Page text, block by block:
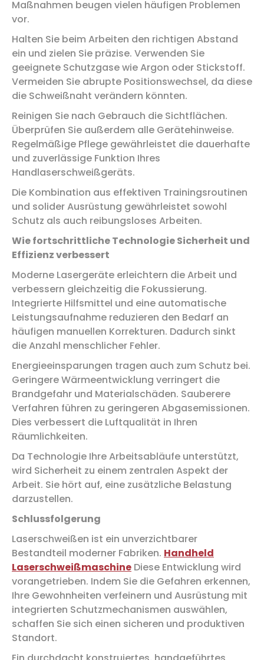
Maßnahmen beugen vielen häufigen Problemen
vor.
Halten Sie beim Arbeiten den richtigen Abstand
ein und zielen Sie präzise. Verwenden Sie
geeignete Schutzgase wie Argon oder Stickstoff.
Vermeiden Sie abrupte Positionswechsel, da diese
die Schweißnaht verändern könnten.
Reinigen Sie nach Gebrauch die Sichtflächen.
Überprüfen Sie außerdem alle Gerätehinweise.
Regelmäßige Pflege gewährleistet die dauerhafte
und zuverlässige Funktion Ihres
Handlaserschweißgeräts.
Die Kombination aus effektiven Trainingsroutinen
und solider Ausrüstung gewährleistet sowohl
Schutz als auch reibungsloses Arbeiten.
Wie fortschrittliche Technologie Sicherheit und
Effizienz verbessert
Moderne Lasergeräte erleichtern die Arbeit und
verbessern gleichzeitig die Fokussierung.
Integrierte Hilfsmittel und eine automatische
Leistungsaufnahme reduzieren den Bedarf an
häufigen manuellen Korrekturen. Dadurch sinkt
die Anzahl menschlicher Fehler.
Energieeinsparungen tragen auch zum Schutz bei.
Geringere Wärmeentwicklung verringert die
Brandgefahr und Materialschäden. Sauberere
Verfahren führen zu geringeren Abgasemissionen.
Dies verbessert die Luftqualität in Ihren
Räumlichkeiten.
Da Technologie Ihre Arbeitsabläufe unterstützt,
wird Sicherheit zu einem zentralen Aspekt der
Arbeit. Sie hört auf, eine zusätzliche Belastung
darzustellen.
Schlussfolgerung
Laserschweißen ist ein unverzichtbarer
Bestandteil moderner Fabriken. Handheld
Laserschweißmaschine Diese Entwicklung wird
vorangetrieben. Indem Sie die Gefahren erkennen,
Ihre Gewohnheiten verfeinern und Ausrüstung mit
integrierten Schutzmechanismen auswählen,
schaffen Sie sich einen sicheren und produktiven
Standort.